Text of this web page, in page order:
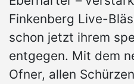
Finkenberg Live-
schon jetzt ihrem
entgegen. Mit dem
Ofner, allen